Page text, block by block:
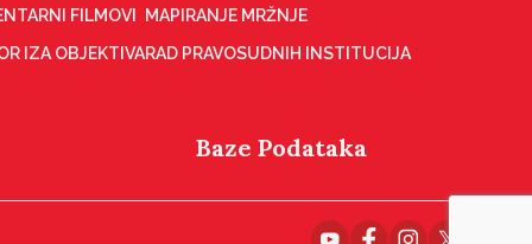
FILMOVI
IZA OBJEKTIVA
MAPIRANJE MRŽNJE
RAD PRAVOSUDNIH INSTITUCIJA
Baze Podataka